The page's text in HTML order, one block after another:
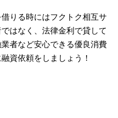
りる時にはフクトク相互サ
はなく、法律金利で貸して
者など安心できる優良消費
資依頼をしましょう！